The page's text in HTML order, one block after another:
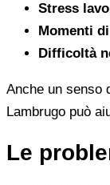
Stress
Momenti
Difficoltà
Anche un senso
Lambrugo può
Le